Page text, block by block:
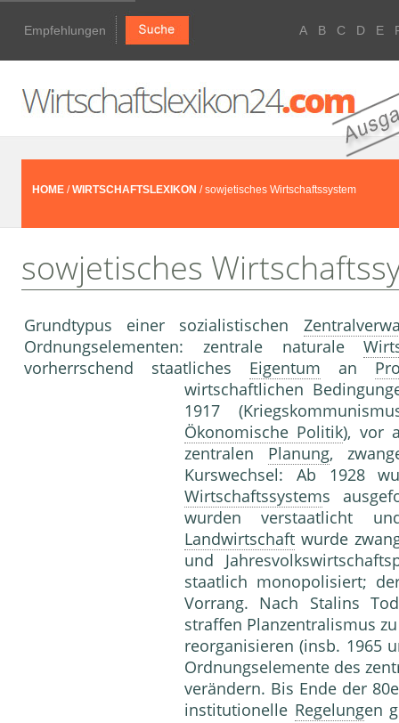
Empfehlungen A B C D E
HOME /WIRTSCHAFTSLEXIKON / sowjetisches Wirtschaftssystem
sowjetisches
Grundtypus einer sozialistischen
Ordnungselementen: zentrale naturale
vorherrschend staatliches Eigentum an
wirtschaftlichen
1917
Ökonomische Politik), vor
zentralen Planung,
Kurswechsel: Ab 1928
Wirtschaftssystems
wurden verstaatlicht
Landwirtschaft wurde
und
staatlich monopolisiert;
Vorrang. Nach Stalins
straffen Planzentralismus
reorganisieren (insb. 1965
Ordnungselemente des
verändern. Bis Ende der
institutionelle Regelungen